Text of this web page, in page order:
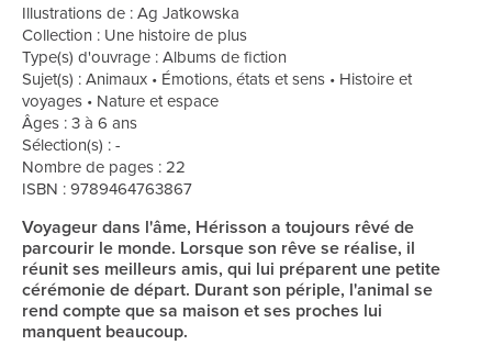
Illustrations de : Ag Jatkowska
Collection : Une histoire de plus
Type(s) d'ouvrage : Albums de fiction
Sujet(s) : Animaux • Émotions, états et sens • Histoire et
voyages • Nature et espace
Âges : 3 à 6 ans
Sélection(s) : -
Nombre de pages : 22
ISBN : 9789464763867
Voyageur dans l'âme, Hérisson a toujours rêvé de
parcourir le monde. Lorsque son rêve se réalise, il
réunit ses meilleurs amis, qui lui préparent une petite
cérémonie de départ. Durant son périple, l'animal se
rend compte que sa maison et ses proches lui
manquent beaucoup.